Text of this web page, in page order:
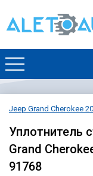
Jeep Grand Cherokee
Уплотнитель
Grand
91768